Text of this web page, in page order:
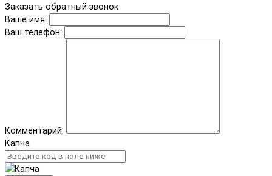
Заказать обратный звонок
Ваше имя:
Ваш телефон:
Комментарий:
Капча